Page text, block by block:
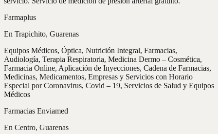
Farmaplus
En Trapichito, Guarenas
Equipos Médicos, Óptica, Nutrición Integral, Farmacias,
Audiología, Terapia Respiratoria, Medicina Dermo – Cosmética,
Farmacia Online, Aplicación de Inyecciones, Cadena de Farmacias,
Medicinas, Medicamentos, Empresas y Servicios con Horario
Especial por Coronavirus, Covid – 19, Servicios de Salud y Equipos
Médicos
Farmacias Enviamed
En Centro, Guarenas